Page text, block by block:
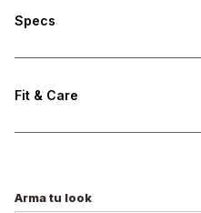
Specs
Fit & Care
Arma tu look